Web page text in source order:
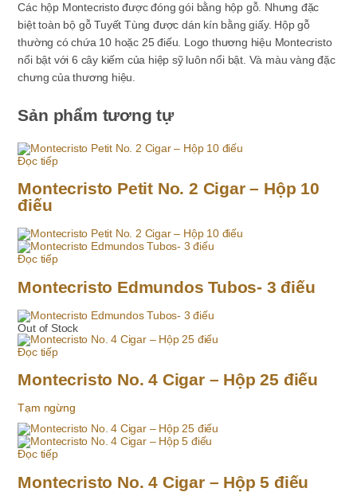
Các hộp Montecristo được đóng gói bằng hộp gỗ. Nhưng đặc
biệt toàn bộ gỗ Tuyết Tùng được dán kín bằng giấy. Hộp gỗ
thường có chứa 10 hoặc 25 điếu. Logo thương hiệu Montecristo
nổi bật với 6 cây kiếm của hiệp sỹ luôn nổi bật. Và màu vàng đặc
chưng của thương hiệu.
Sản phẩm tương tự
Đọc tiếp
Montecristo Petit No. 2 Cigar – Hộp 10
điếu
Đọc tiếp
Montecristo Edmundos Tubos- 3 điếu
Out of Stock
Đọc tiếp
Montecristo No. 4 Cigar – Hộp 25 điếu
Tạm ngừng
Đọc tiếp
Montecristo No. 4 Cigar – Hộp 5 điếu